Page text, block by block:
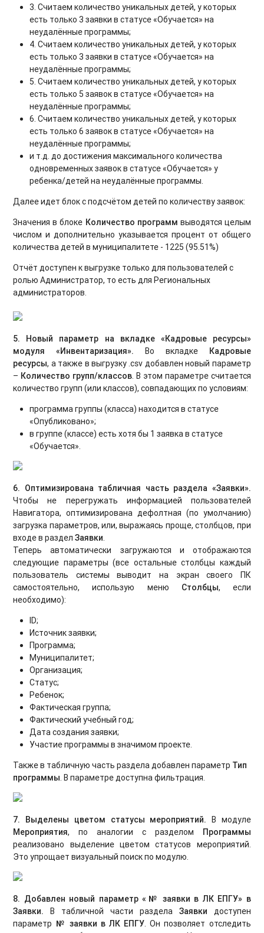
3. Считаем количество уникальных детей, у которых
есть только 3 заявки в статусе «Обучается» на
неудалённые программы;
4. Считаем количество уникальных детей, у которых
есть только 3 заявки в статусе «Обучается» на
неудалённые программы;
5. Считаем количество уникальных детей, у которых
есть только 5 заявок в статусе «Обучается» на
неудалённые программы;
6. Считаем количество уникальных детей, у которых
есть только 6 заявок в статусе «Обучается» на
неудалённые программы;
и т.д. до достижения максимального количества
одновременных заявок в статусе «Обучается» у
ребенка/детей на неудалённые программы.
Далее идет блок с подсчётом детей по количеству заявок:
Значения в блоке Количество программ выводятся целым
числом и дополнительно указывается процент от общего
количества детей в муниципалитете - 1225 (95.51%)
Отчёт доступен к выгрузке только для пользователей с
ролью Администратор, то есть для Региональных
администраторов.
5. Новый параметр на вкладке «Кадровые ресурсы»
модуля «Инвентаризация». Во вкладке Кадровые
ресурсы, а также в выгрузку .csv добавлен новый параметр
– Количество групп/классов. В этом параметре считается
количество групп (или классов), совпадающих по условиям:
программа группы (класса) находится в статусе
«Опубликовано»;
в группе (классе) есть хотя бы 1 заявка в статусе
«Обучается».
6. Оптимизирована табличная часть раздела «Заявки».
Чтобы не перегружать информацией пользователей
Навигатора, оптимизирована дефолтная (по умолчанию)
загрузка параметров, или, выражаясь проще, столбцов, при
входе в разделЗаявки.
Теперь автоматически загружаются и отображаются
следующие параметры (все остальные столбцы каждый
пользователь системы выводит на экран своего ПК
самостоятельно, использую меню Столбцы, если
необходимо):
ID;
Источник заявки;
Программа;
Муниципалитет;
Организация;
Статус;
Ребенок;
Фактическая группа;
Фактический учебный год;
Дата создания заявки;
Участие программы в значимом проекте.
Также в табличную часть раздела добавлен параметр Тип
программы. В параметре доступна фильтрация.
7. Выделены цветом статусы мероприятий. В модуле
Мероприятия, по аналогии с разделом Программы
реализовано выделение цветом статусов мероприятий.
Это упрощает визуальный поиск по модулю.
8. Добавлен новый параметр «№ заявки в ЛК ЕПГУ» в
Заявки.В табличной части раздела Заявки доступен
параметр № заявки в ЛК ЕПГУ. Он позволяет отследить